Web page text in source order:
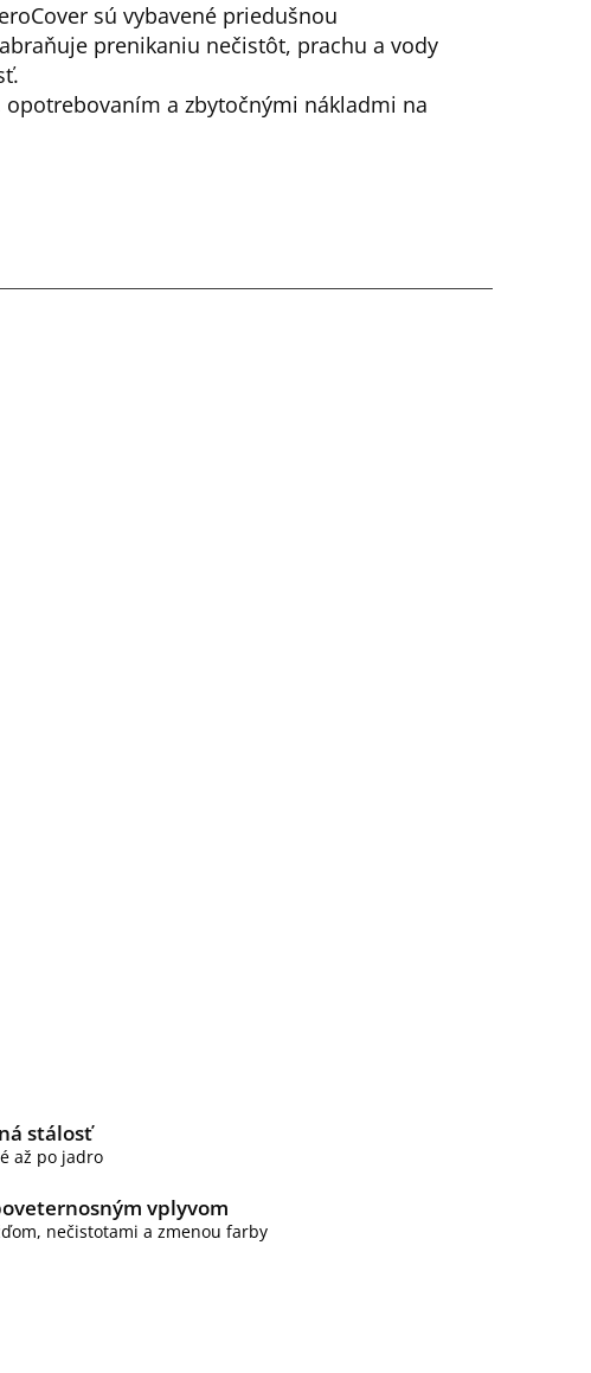
sú vybavené priedušnou
prenikaniu nečistôt, prachu a vody
a zbytočnými nákladmi na
stálosť
až po jadro
vplyvom
nečistotami a zmenou farby